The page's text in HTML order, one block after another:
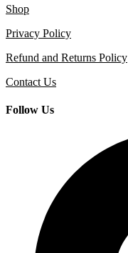
Shop
Privacy Policy
Refund and Returns Policy
Contact Us
Follow Us